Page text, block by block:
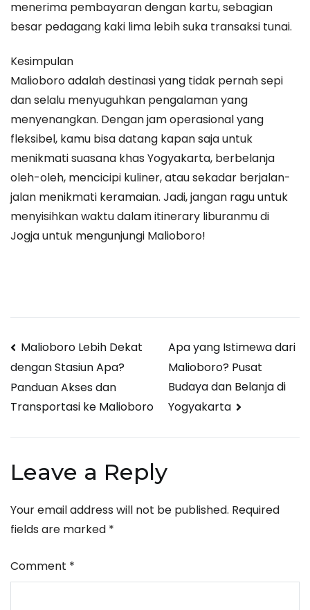
menerima pembayaran dengan kartu, sebagian
besar pedagang kaki lima lebih suka transaksi tunai.
Kesimpulan
Malioboro adalah destinasi yang tidak pernah sepi
dan selalu menyuguhkan pengalaman yang
menyenangkan. Dengan jam operasional yang
fleksibel, kamu bisa datang kapan saja untuk
menikmati suasana khas Yogyakarta, berbelanja
oleh-oleh, mencicipi kuliner, atau sekadar berjalan-
jalan menikmati keramaian. Jadi, jangan ragu untuk
menyisihkan waktu dalam itinerary liburanmu di
Jogja untuk mengunjungi Malioboro!
Post
navigation
Malioboro Lebih Dekat
dengan Stasiun Apa?
Panduan Akses dan
Transportasi ke Malioboro
Apa yang Istimewa dari
Malioboro? Pusat
Budaya dan Belanja di
Yogyakarta
Leave a Reply
Your email address will not be published. Required
fields are marked *
Comment *